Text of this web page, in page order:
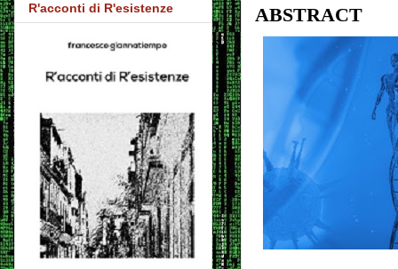
ABSTRACT
R'acconti di R'esistenze